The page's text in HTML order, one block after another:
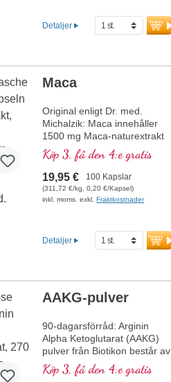
Detaljer
Maca
Original enligt Dr. med.
Michalzik: Maca innehåller
1500 mg Maca-naturextrakt
per dagsdos (3 kapslar).
Maca, även känd som
"peruansk ginseng", är en
kraftfull växt som traditionellt
används för sina
Maca är särskilt uppskattad
för att stödja fysisk och
förbättra sin
högkvalitativa kosttillskott är
fritt från tillsatser och
tillverkas i Tyskland.
mer information om Maca
Köp 3, få den 4:e gratis
19,95 € 100 Kapslar
(311,72 €/kg, 0,20 €/Kapsel)
inkl. moms. exkl.Fraktkostnader
Detaljer
AAKG-pulver
90-dagarsförråd: Arginin
Alpha Ketoglutarat (AAKG)
pulver från Biotikon består av
två viktiga komponenter: L-
arginin och alfa-ketoglutarat
Köp 3, få den 4:e gratis